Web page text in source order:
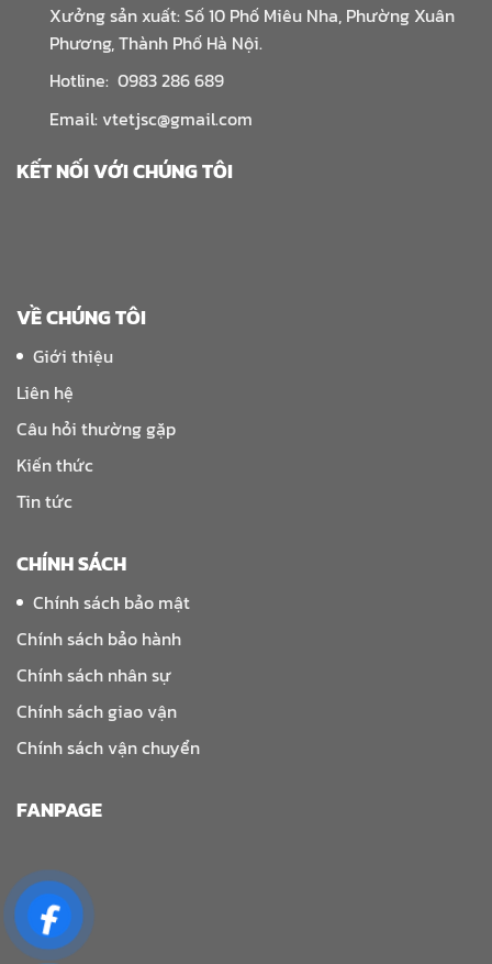
Xưởng sản xuất: Số 10 Phố Miêu Nha, Phường Xuân
Phương, Thành Phố Hà Nội.
Hotline: 0983 286 689
Email: vtetjsc@gmail.com
KẾT NỐI VỚI CHÚNG TÔI
VỀ CHÚNG TÔI
Giới thiệu
Liên hệ
Câu hỏi thường gặp
Kiến thức
Tin tức
CHÍNH SÁCH
Chính sách bảo mật
Chính sách bảo hành
Chính sách nhân sự
Chính sách giao vận
Chính sách vận chuyển
FANPAGE